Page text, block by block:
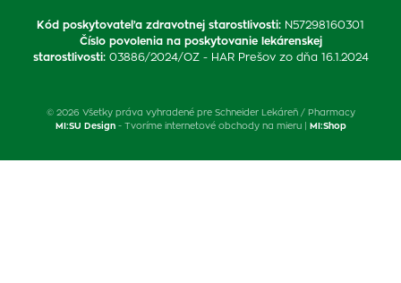
Kód poskytovateľa zdravotnej starostlivosti: N57298160301
Číslo povolenia na poskytovanie lekárenskej
starostlivosti: 03886/2024/OZ - HAR Prešov zo dňa 16.1.2024
© 2026 Všetky práva vyhradené pre Schneider Lekáreň / Pharmacy
MI:SU Design- Tvoríme internetové obchody na mieru | MI:Shop